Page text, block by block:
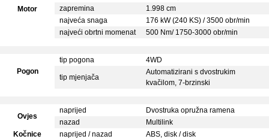
Motor
zapremina
1.998 cm
najveća snaga
176 kW (240 KS) / 3500 obr/min
najveći obrtni momenat
500 Nm/ 1750-3000 obr/min
Pogon
tip pogona 4WD
tip mjenjača
Automatizirani s dvostrukim
kvačilom, 7-brzinski
Ovjes
naprijed
Dvostruka opružna ramena
nazad
Multilink
Kočnice
naprijed / nazad
ABS, disk / disk